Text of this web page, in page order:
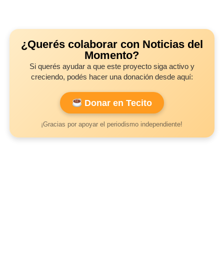
¿Querés colaborar con Noticias del
Momento?
Si querés ayudar a que este proyecto siga activo y
creciendo, podés hacer una donación desde aquí:
Donar en Tecito
¡Gracias por apoyar el periodismo independiente!